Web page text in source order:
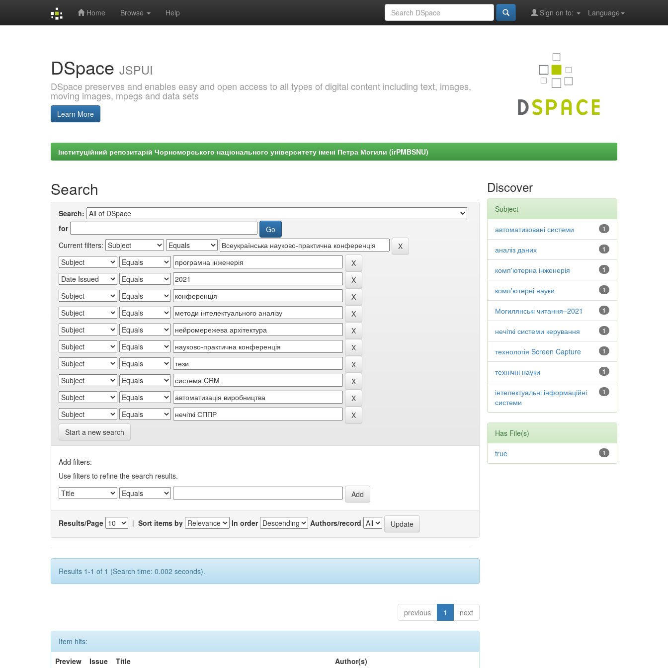
Home Browse Help Language
Sign on to:
DSpace JSPUI
DSpace preserves and enables easy and open access to all types of digital content including text, images,
moving images, mpegs and data sets
Learn More
Інституційний репозитарій Чорноморського національного університету імені Петра Могили (irPMBSNU)
Search
Search:
for
Current filters:
Start a new search
Add filters:
Use filters to refine the search results.
Results/Page | Sort items by In order Authors/record
Results 1-1 of 1 (Search time: 0.002 seconds).
previous 1 next
Item hits:
Preview
Issue
Title Author(s)
Discover
Subject
1
автоматизовані системи
1
аналіз даних
1
комп'ютерна інженерія
1
комп'ютерні науки
1
Могилянські читання–2021
1
нечіткі системи керування
1
технологія Screen Capture
1
технічні науки
1
інтелектуальні інформаційні
системи
Has File(s)
1
true